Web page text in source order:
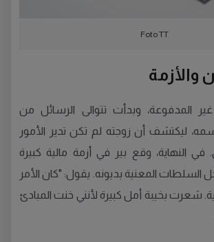
Foto TT
والأزمة
غير المدفوعة، وبدأت تتوالى الرسائل من
ليكتشف أن زوجته لم تكن تدير الأمور
في النهاية، وقع بير في أزمة مالية كبيرة
السلطات المعنية بديونه. يقول: "كان الأمر
شعرت بخيبة أمل كبيرة لأنني خنت المبادئ